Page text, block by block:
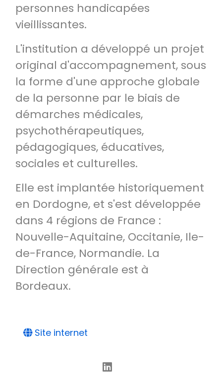
personnes handicapées
vieillissantes.
L'institution a développé un projet
original d'accompagnement, sous
la forme d'une approche globale
de la personne par le biais de
démarches médicales,
psychothérapeutiques,
pédagogiques, éducatives,
sociales et culturelles.
Elle est implantée historiquement
en Dordogne, et s'est développée
dans 4 régions de France :
Nouvelle-Aquitaine, Occitanie, Ile-
de-France, Normandie. La
Direction générale est à
Bordeaux.
Site internet